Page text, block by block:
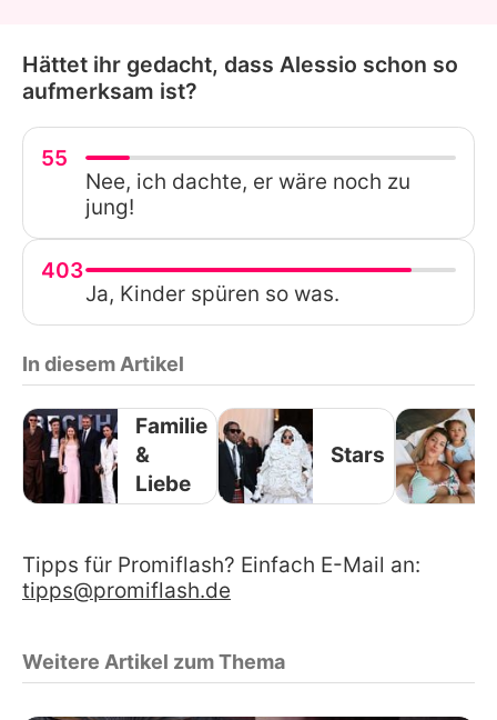
Hättet ihr gedacht, dass Alessio schon so
aufmerksam ist?
55
Nee, ich dachte, er wäre noch zu
jung!
403
Ja, Kinder spüren so was.
In diesem Artikel
Familie
&
Liebe
Stars
Tipps für Promiflash? Einfach E-Mail an:
tipps@promiflash.de
Weitere Artikel zum Thema